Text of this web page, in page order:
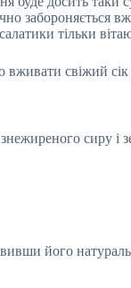
забороняється
тільки
свіжий сік
сиру і
його